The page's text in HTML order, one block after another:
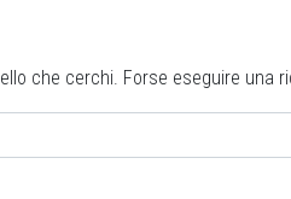
che cerchi. Forse eseguire una